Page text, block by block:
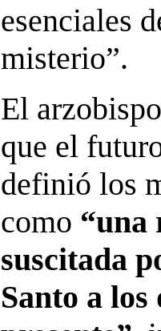
esenciales
misterio”.
El
que el
definió los
como “una
suscitada
Santo a los